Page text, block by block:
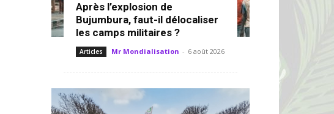
Après l’explosion de
Bujumbura, faut-il délocaliser
les camps militaires ?
Articles Mr Mondialisation - 6 août 2026